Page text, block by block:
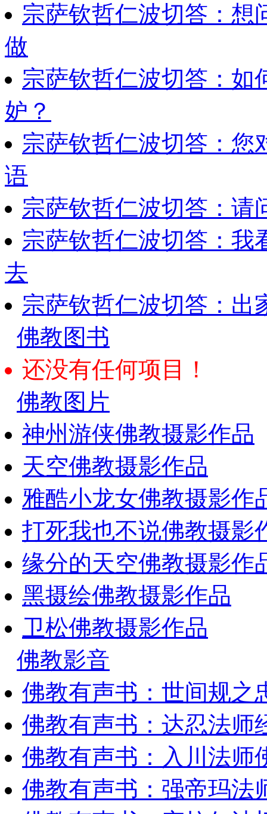
宗萨钦哲仁波切答：想
做
宗萨钦哲仁波切答：如
妒？
宗萨钦哲仁波切答：您
语
宗萨钦哲仁波切答：请
宗萨钦哲仁波切答：我
去
宗萨钦哲仁波切答：出
佛教图书
还没有任何项目！
佛教图片
神州游侠佛教摄影作品
天空佛教摄影作品
雅酷小龙女佛教摄影作
打死我也不说佛教摄影
缘分的天空佛教摄影作
黑摄绘佛教摄影作品
卫松佛教摄影作品
佛教影音
佛教有声书：世间规
佛教有声书：达忍法师
佛教有声书：入川法师
佛教有声书：强帝玛法